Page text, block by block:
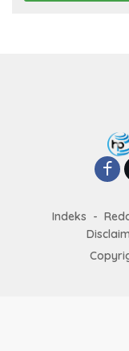
Indeks